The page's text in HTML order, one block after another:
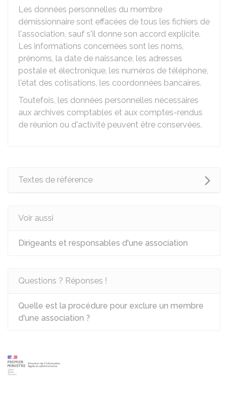
Les données personnelles du membre
démissionnaire sont effacées de tous les fichiers de
l'association, sauf s'il donne son accord explicite.
Les informations concernées sont les noms,
prénoms, la date de naissance, les adresses
postale et électronique, les numéros de téléphone,
l'état des cotisations, les coordonnées bancaires.
Toutefois, les données personnelles nécessaires
aux archives comptables et aux comptes-rendus
de réunion ou d'activité peuvent être conservées.
Textes de référence
Voir aussi
Dirigeants et responsables d'une association
Questions ? Réponses !
Quelle est la procédure pour exclure un membre
d'une association ?